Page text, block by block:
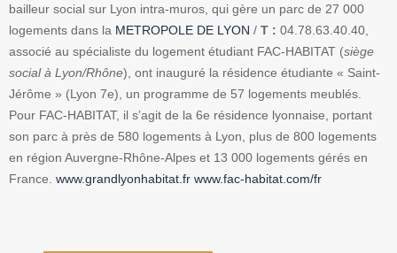
bailleur social sur Lyon intra-muros, qui gère un parc de 27 000
logements dans la METROPOLE DE LYON / T : 04.78.63.40.40,
associé au spécialiste du logement étudiant FAC-HABITAT (siège
social à Lyon/Rhône), ont inauguré la résidence étudiante « Saint-
Jérôme » (Lyon 7e), un programme de 57 logements meublés.
Pour FAC-HABITAT, il s’agit de la 6e résidence lyonnaise, portant
son parc à près de 580 logements à Lyon, plus de 800 logements
en région Auvergne-Rhône-Alpes et 13 000 logements gérés en
France. www.grandlyonhabitat.fr www.fac-habitat.com/fr